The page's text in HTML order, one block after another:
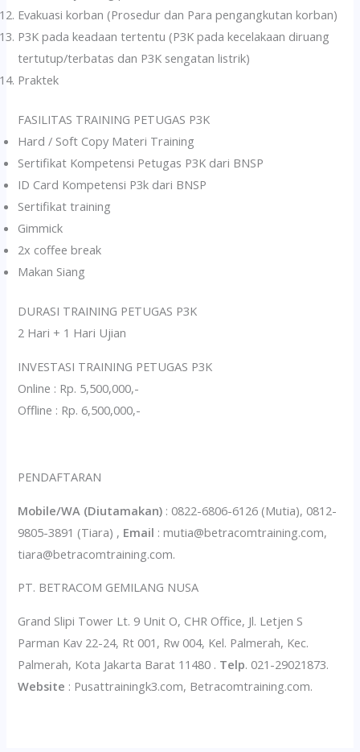
Evakuasi korban (Prosedur dan Para pengangkutan korban)
P3K pada keadaan tertentu (P3K pada kecelakaan diruang
tertutup/terbatas dan P3K sengatan listrik)
Praktek
FASILITAS TRAINING PETUGAS P3K
Hard / Soft Copy Materi Training
Sertifikat Kompetensi Petugas P3K dari BNSP
ID Card Kompetensi P3k dari BNSP
Sertifikat training
Gimmick
2x coffee break
Makan Siang
DURASI TRAINING PETUGAS P3K
2 Hari + 1 Hari Ujian
INVESTASI TRAINING PETUGAS P3K
Online : Rp. 5,500,000,-
Offline : Rp. 6,500,000,-
PENDAFTARAN
Mobile/WA (Diutamakan) : 0822-6806-6126 (Mutia), 0812-
9805-3891 (Tiara) , Email : mutia@betracomtraining.com,
tiara@betracomtraining.com.
PT. BETRACOM GEMILANG NUSA
Grand Slipi Tower Lt. 9 Unit O, CHR Office, Jl. Letjen S
Parman Kav 22-24, Rt 001, Rw 004, Kel. Palmerah, Kec.
Palmerah, Kota Jakarta Barat 11480 . Telp. 021-29021873.
Website : Pusattrainingk3.com, Betracomtraining.com.